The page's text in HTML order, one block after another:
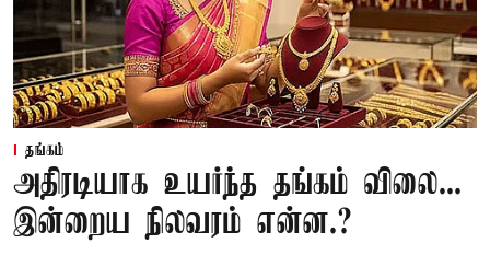
தங்கம்
அதிரடியாக உயர்ந்த தங்கம் விலை...
இன்றைய நிலவரம் என்ன.?